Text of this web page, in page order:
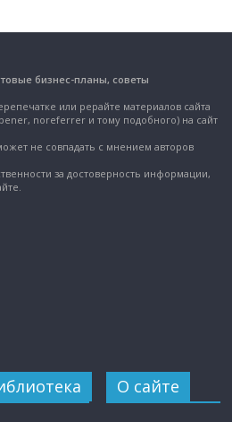
бизнес-планы, советы
или рерайте материалов сайта
noreferrer и тому подобного) на сайт
не совпадать с мнением авторов
за достоверность информации,
О сайте